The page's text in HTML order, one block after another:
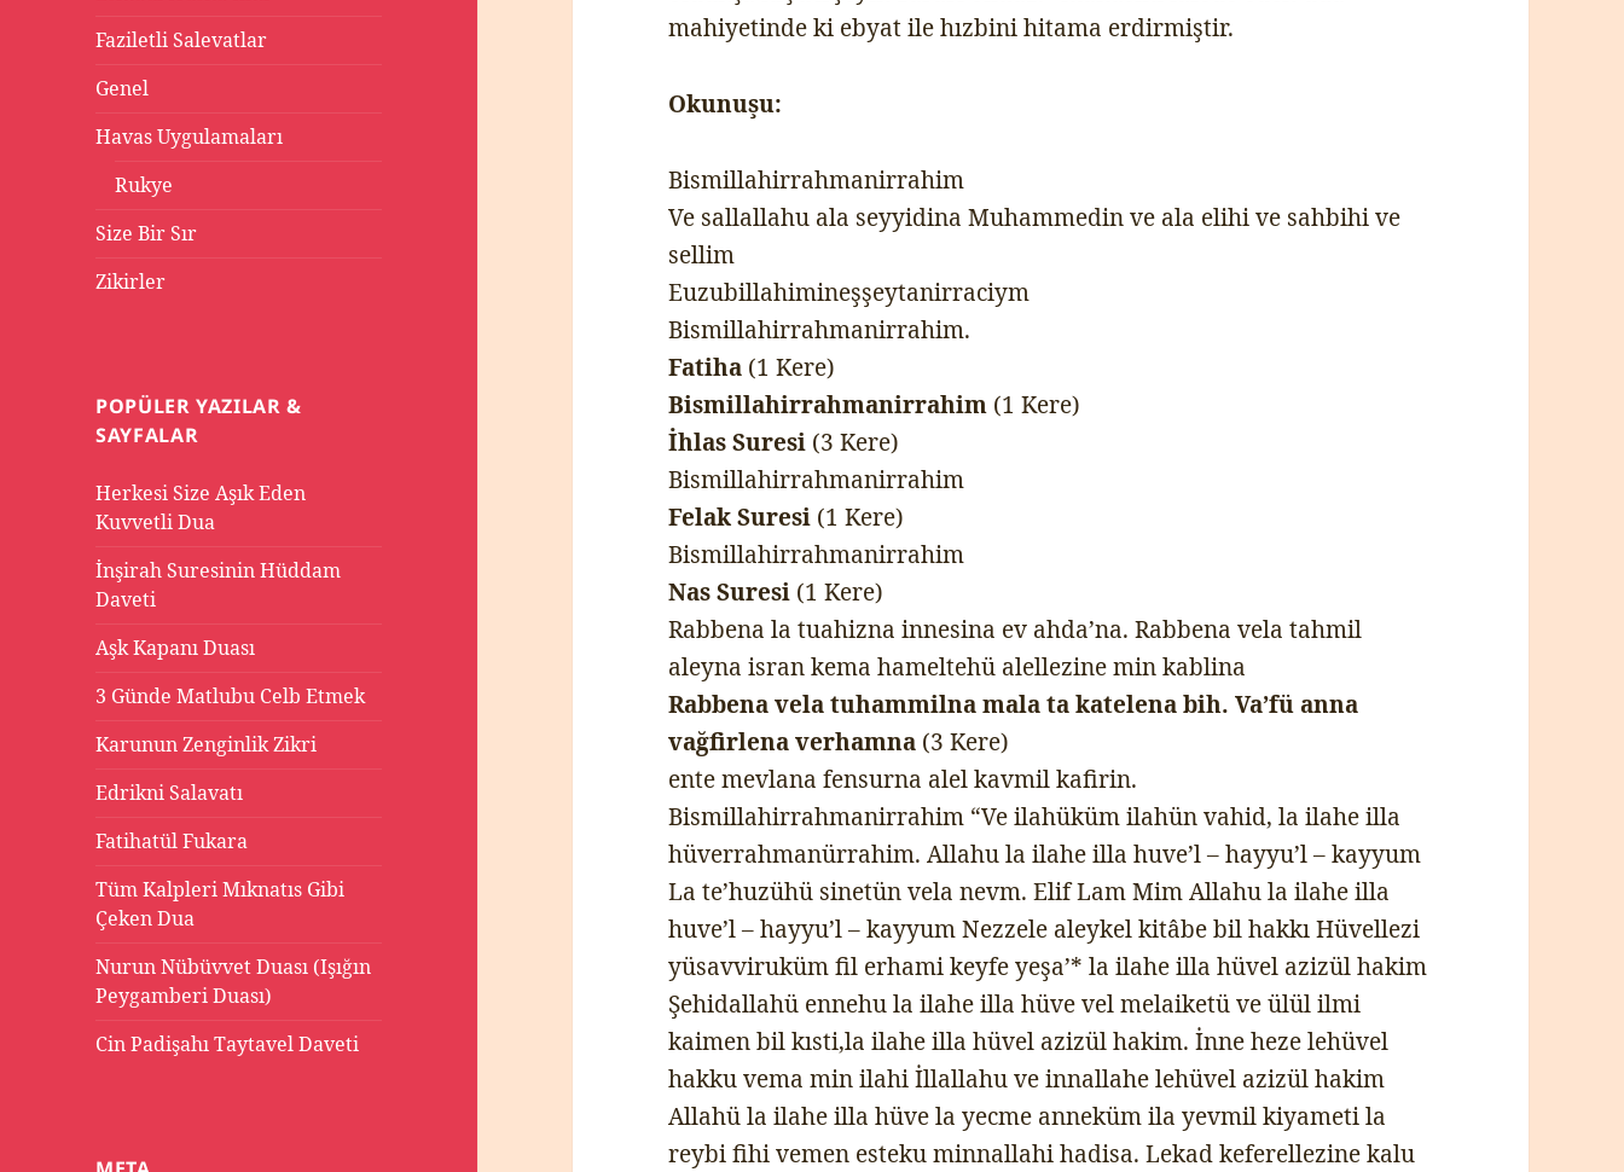
Faziletli Salevatlar
Genel
Havas Uygulamaları
Rukye
Size Bir Sır
Zikirler
POPÜLER YAZILAR &
SAYFALAR
Herkesi Size Aşık Eden
Kuvvetli Dua
İnşirah Suresinin Hüddam
Daveti
Aşk Kapanı Duası
3 Günde Matlubu Celb Etmek
Karunun Zenginlik Zikri
Edrikni Salavatı
Fatihatül Fukara
Tüm Kalpleri Mıknatıs Gibi
Çeken Dua
Nurun Nübüvvet Duası (Işığın
Peygamberi Duası)
Cin Padişahı Taytavel Daveti
mahiyetinde ki ebyat ile hızbini hitama erdirmiştir.
Okunuşu:
Bismillahirrahmanirrahim
Ve sallallahu ala seyyidina Muhammedin ve ala elihi ve sahbihi ve
sellim
Euzubillahimineşşeytanirraciym
Bismillahirrahmanirrahim.
Fatiha (1 Kere)
Bismillahirrahmanirrahim (1 Kere)
İhlas Suresi (3 Kere)
Bismillahirrahmanirrahim
Felak Suresi (1 Kere)
Bismillahirrahmanirrahim
Nas Suresi (1 Kere)
Rabbena la tuahizna innesina ev ahda’na. Rabbena vela tahmil
aleyna isran kema hameltehü alellezine min kablina
Rabbena vela tuhammilna mala ta katelena bih. Va’fü anna
vağfirlena verhamna (3 Kere)
ente mevlana fensurna alel kavmil kafirin.
Bismillahirrahmanirrahim “Ve ilahüküm ilahün vahid, la ilahe illa
hüverrahmanürrahim. Allahu la ilahe illa huve’l – hayyu’l – kayyum
La te’huzühü sinetün vela nevm. Elif Lam Mim Allahu la ilahe illa
huve’l – hayyu’l – kayyum Nezzele aleykel kitâbe bil hakkı Hüvellezi
yüsavviruküm fil erhami keyfe yeşa’* la ilahe illa hüvel azizül hakim
Şehidallahü ennehu la ilahe illa hüve vel melaiketü ve ülül ilmi
kaimen bil kısti,la ilahe illa hüvel azizül hakim. İnne heze lehüvel
hakku vema min ilahi İllallahu ve innallahe lehüvel azizül hakim
Allahü la ilahe illa hüve la yecme anneküm ila yevmil kiyameti la
reybi fihi vemen esteku minnallahi hadisa. Lekad keferellezine kalu